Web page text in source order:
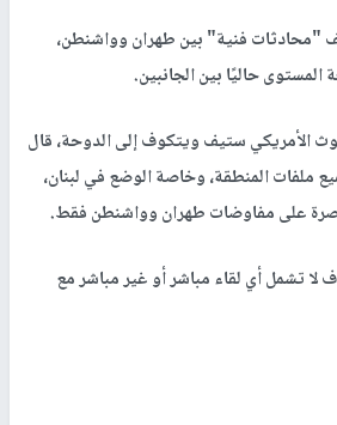
"محادثات فنية" بين طهران وواشنطن،
حاليًا بين الجانبين.
الأمريكي ستيف ويتكوف إلى الدوحة، قال
ملفات المنطقة، وخاصة الوضع في لبنان،
على مفاوضات طهران وواشنطن فقط.
لا تشمل أي لقاء مباشر أو غير مباشر مع